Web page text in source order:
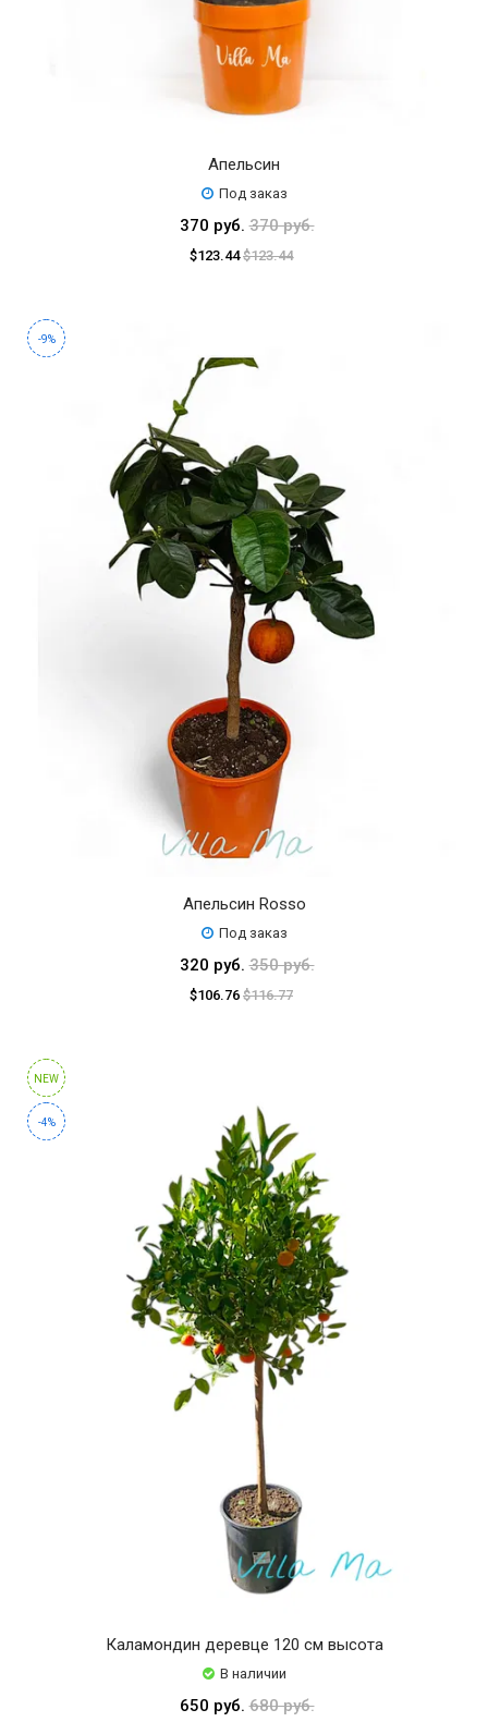
Апельсин
Под заказ
370 руб.370 руб.
$123.44$123.44
-9%
Апельсин Rosso
Под заказ
320 руб.350 руб.
$106.76 $116.77
NEW
-4%
Каламондин деревце 120 см высота
В наличии
650 руб.680 руб.